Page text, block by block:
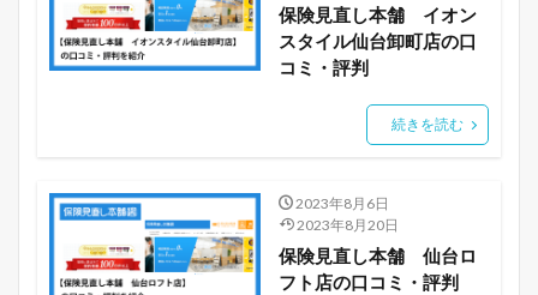
保険見直し本舗 イオン
スタイル仙台卸町店の口
コミ・評判
続きを読む
2023年8月6日
2023年8月20日
保険見直し本舗 仙台ロ
フト店の口コミ・評判